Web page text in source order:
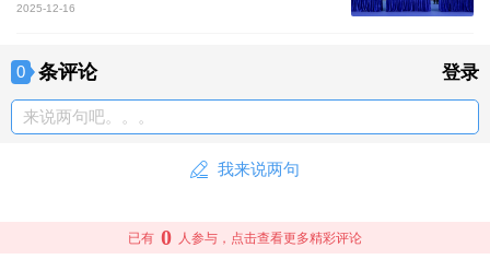
2025-12-16
0 条评论 登录
来说两句吧。。。
我来说两句
已有 0 人参与，点击查看更多精彩评论